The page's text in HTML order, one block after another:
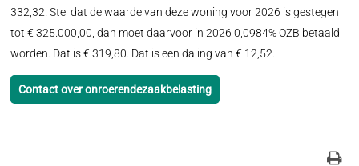
332,32. Stel dat de waarde van deze woning voor 2026 is gestegen
tot € 325.000,00, dan moet daarvoor in 2026 0,0984% OZB betaald
worden. Dat is € 319,80. Dat is een daling van € 12,52.
Contact over onroerendezaakbelasting